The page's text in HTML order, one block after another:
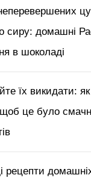
сиру: домашні
в шоколаді
їх викидати:
це було